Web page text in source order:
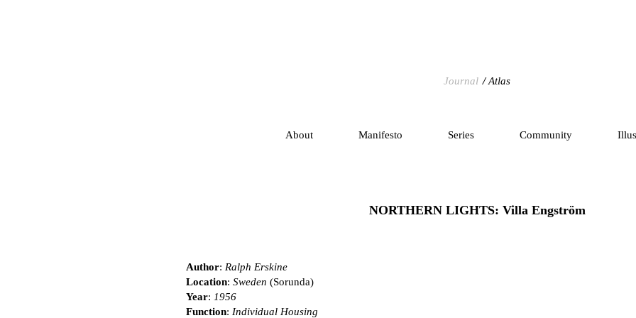
Journal Atlas
About Manifesto Series Community
NORTHERN LIGHTS: Villa Engström
Author: Ralph Erskine
Location: Sweden (Sorunda)
Year: 1956
Function: Individual Housing